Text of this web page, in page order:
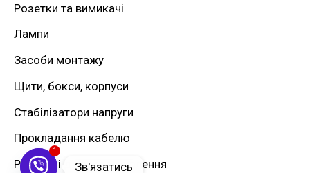
Розетки та вимикачі
Лампи
Засоби монтажу
Щити, бокси, корпуси
Стабілізатори напруги
Прокладання кабелю
Резервні джерела живлення
1
Зв'язатись